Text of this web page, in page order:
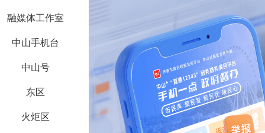
融媒体工作室
中山手机台
中山号
东区
火炬区